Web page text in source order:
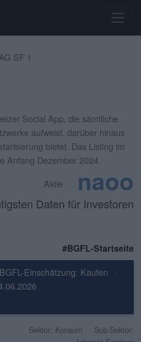
SF 1
Social App, die sämtliche
aufweist, darüber hinaus
bietet. Das Listing im
Anfang Dezember 2024.
Aktie
naoo
Daten für Investoren
#BGFL-Startseite
Einschätzung: Kaufen
·
Sektor: Konsum
Sub-Sektor: